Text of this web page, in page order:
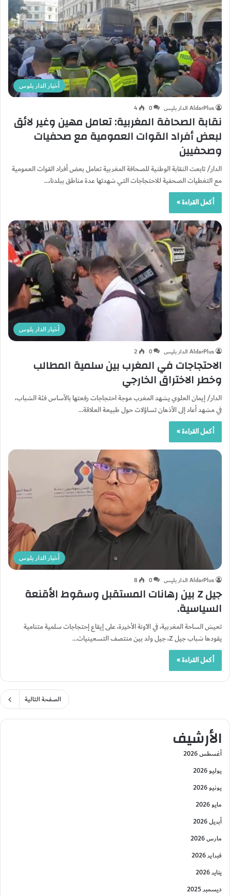
أخبار الدار بلوس
AldarPlus الدار بليس 0
4
نقابة الصحافة المغربية: تعامل مهين وغير لائق
لبعض أفراد القوات العمومية مع صحفيات
وصحفيين
الدار/ تابعت النقابة الوطنية للصحافة المغربية تعامل بعض أفراد القوات العمومية
مع التغطيات الصحفية للاحتجاجات التي شهدتها عدة مناطق ببلدنا،…
أكمل القراءة »
أخبار الدار بلوس
AldarPlus الدار بليس 0
2
الاحتجاجات في المغرب بين سلمية المطالب
وخطر الاختراق الخارجي
الدار/ إيمان العلوي يشهد المغرب موجة احتجاجات رفعتها بالأساس فئة الشباب،
في مشهد أعاد إلى الأذهان تساؤلات حول طبيعة العلاقة…
أكمل القراءة »
أخبار الدار بلوس
AldarPlus الدار بليس 0
8
جيل Z بين رهانات المستقبل وسقوط الأقنعة
السياسية.
تعيش الساحة المغربية، في الآونة الأخيرة، على إيقاع إحتجاجات سلمية متنامية
يقودها شباب جيل Z، جيل ولد بين منتصف التسعينيات…
أكمل القراءة »
الصفحة التالية
الأرشيف
أغسطس 2026
يوليو 2026
يونيو 2026
مايو 2026
أبريل 2026
مارس 2026
فبراير 2026
يناير 2026
ديسمبر 2025